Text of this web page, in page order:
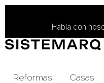
Habla con
Reformas
Casas